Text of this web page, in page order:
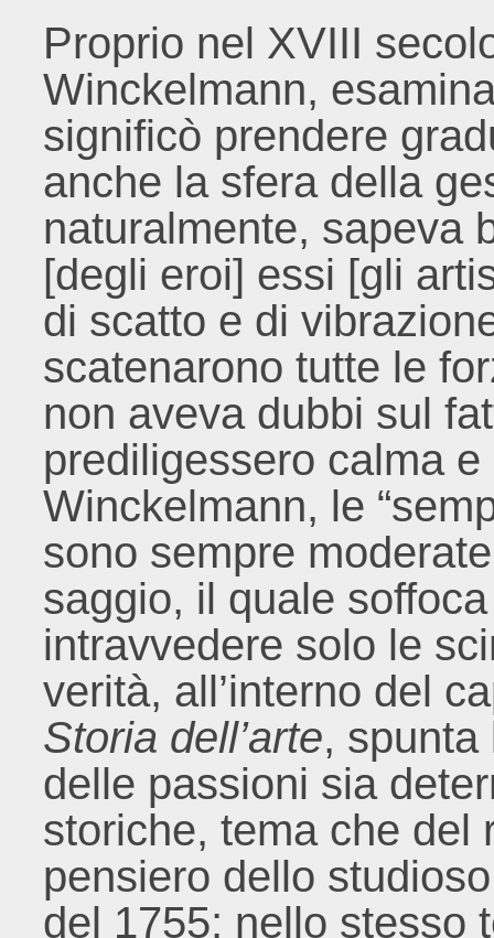
Proprio nel XVIII
Winckelmann,
significò prendere
anche la sfera della
naturalmente, sapeva
[degli eroi] essi [gli
di scatto e di
scatenarono tutte le
non aveva dubbi sul
prediligessero calma
Winckelmann, le
sono sempre
saggio, il quale
intravvedere solo le
verità, all’interno del
Storia dell’arte, spunta
delle passioni sia
storiche, tema che del
pensiero dello
del 1755; nello stesso